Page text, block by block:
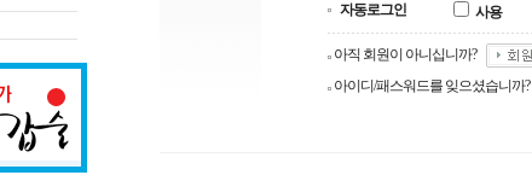
자동로그인
사용
아직 회원이 아니십니까?
아이디/패스워드를 잊으셨습니까?